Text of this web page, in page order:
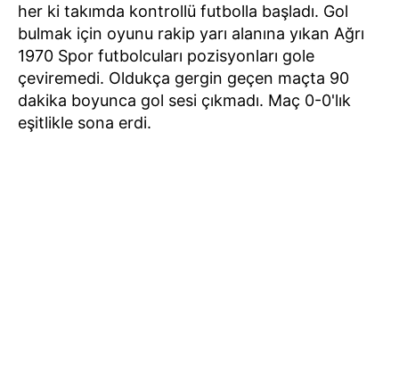
her ki takımda kontrollü futbolla başladı. Gol
bulmak için oyunu rakip yarı alanına yıkan Ağrı
1970 Spor futbolcuları pozisyonları gole
çeviremedi. Oldukça gergin geçen maçta 90
dakika boyunca gol sesi çıkmadı. Maç 0-0'lık
eşitlikle sona erdi.